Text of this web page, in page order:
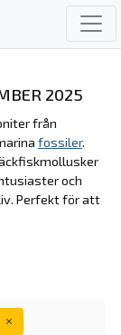
2025
från
fossiler.
och
Perfekt för att